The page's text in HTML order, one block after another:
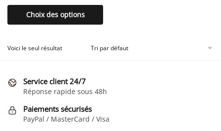
de
prix :
24,90 €
34,90 €
Choix des options
Ce
produit
plusieurs
options
peuvent
être
choisies
Voici le seul résultat
Service client 24/7
Réponse rapide sous 48h
Paiements sécurisés
PayPal / MasterCard / Visa